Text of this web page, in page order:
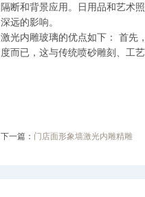
隔断和背景应用。日用品和艺术
深远的影响。
激光内雕玻璃的优点如下： 首先
度而已，这与传统喷砂雕刻、工
下一篇： 门店面形象墙激光内雕精雕